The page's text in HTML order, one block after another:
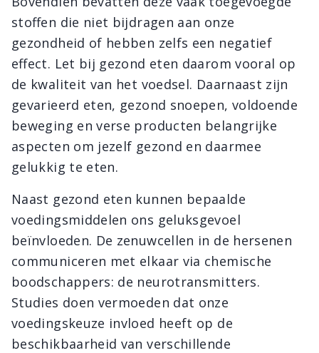
stoffen die niet bijdragen aan onze
gezondheid of hebben zelfs een negatief
effect. Let bij gezond eten daarom vooral op
de kwaliteit van het voedsel. Daarnaast zijn
gevarieerd eten, gezond snoepen, voldoende
beweging en verse producten belangrijke
aspecten om jezelf gezond en daarmee
gelukkig te eten.
Naast gezond eten kunnen bepaalde
voedingsmiddelen ons geluksgevoel
beïnvloeden. De zenuwcellen in de hersenen
communiceren met elkaar via chemische
boodschappers: de neurotransmitters.
Studies doen vermoeden dat onze
voedingskeuze invloed heeft op de
beschikbaarheid van verschillende